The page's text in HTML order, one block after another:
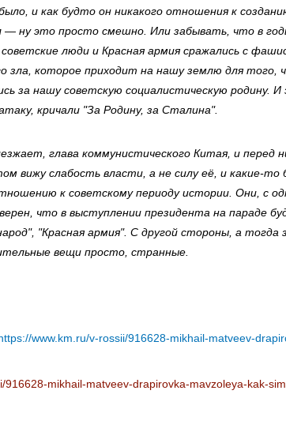
и как будто он никакого отношения к
— ну это просто смешно. Или забывать, что в
люди и Красная армия сражались с
зла, которое приходит на нашу землю для того,
за нашу советскую социалистическую родину.
кричали "За Родину, за Сталина".
глава коммунистического Китая, и перед
вижу слабость власти, а не силу её, и какие-то
к советскому периоду истории. Они, с
что в выступлении президента на параде
"Красная армия". С другой стороны, а тогда
вещи просто, странные.
полностью:
www.km.ru/v-rossii/916628-mikhail-matveev-
916628-mikhail-matveev-drapirovka-mavzoleya-kak-